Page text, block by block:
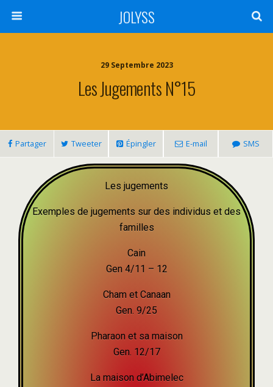
JOLYSS
29 Septembre 2023
Les Jugements N°15
Partager Tweeter Épingler E-mail SMS
Les jugements
Exemples de jugements sur des individus et des
familles
Cain
Gen 4/11 – 12
Cham et Canaan
Gen. 9/25
Pharaon et sa maison
Gen. 12/17
La maison d’Abimelec